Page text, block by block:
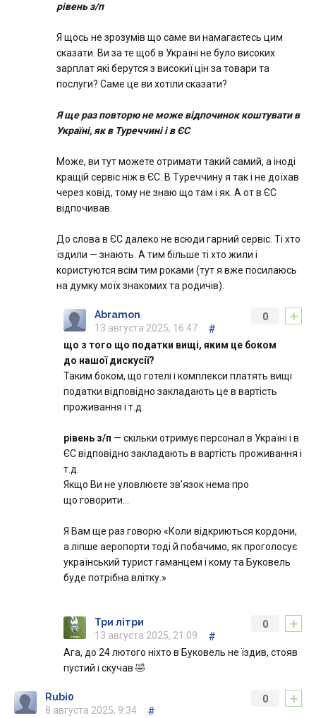
рівень з/п
Я щось не зрозумів що саме ви намагаєтесь цим
сказати. Ви за те щоб в Україні не було високих
зарплат які берутся з високиї цін за товари та
послуги? Саме це ви хотіли сказати?
Я ще раз повторю не може відпочинок коштувати в
Україні, як в Туреччині і в ЄС
Може, ви тут можете отримати такий самий, а іноді
кращій сервіс ніж в ЄС. В Туреччину я так і не доїхав
через ковід, тому не знаю що там і як. А от в ЄС
відпочивав.
До слова в ЄС далеко не всюди гарний сервіс. Ті хто
їздили — знають. А тим більше ті хто жили і
користуются всім тим роками (тут я вже посилаюсь
на думку моїх знакомих та родичів).
+
0
Abramon
13 августа 2025, 16:47
#
що з того що податки вищі, яким це боком
до нашої дискусії?
Таким боком, що готелі і комплекси платять вищі
податки відповідно закладають це в вартість
проживання і т.д.
рівень з/п — скільки отримує персонал в Україні і в
ЄС відповідно закладають в вартість проживання і
т.д.
Якщо Ви не уловлюєте зв’язок нема про
що говорити…
Я Вам ще раз говорю «Коли відкриються кордони,
а ліпше аеропорти тоді й побачимо, як проголосує
український турист гаманцем і кому та Буковель
буде потрібна влітку.»
+
0
Три літри
13 августа 2025, 21:09
#
Ага, до 24 лютого ніхто в Буковель не їздив, стояв
пустий і скучав 🤣
+
0
Rubi0
8 августа 2025, 9:34
#